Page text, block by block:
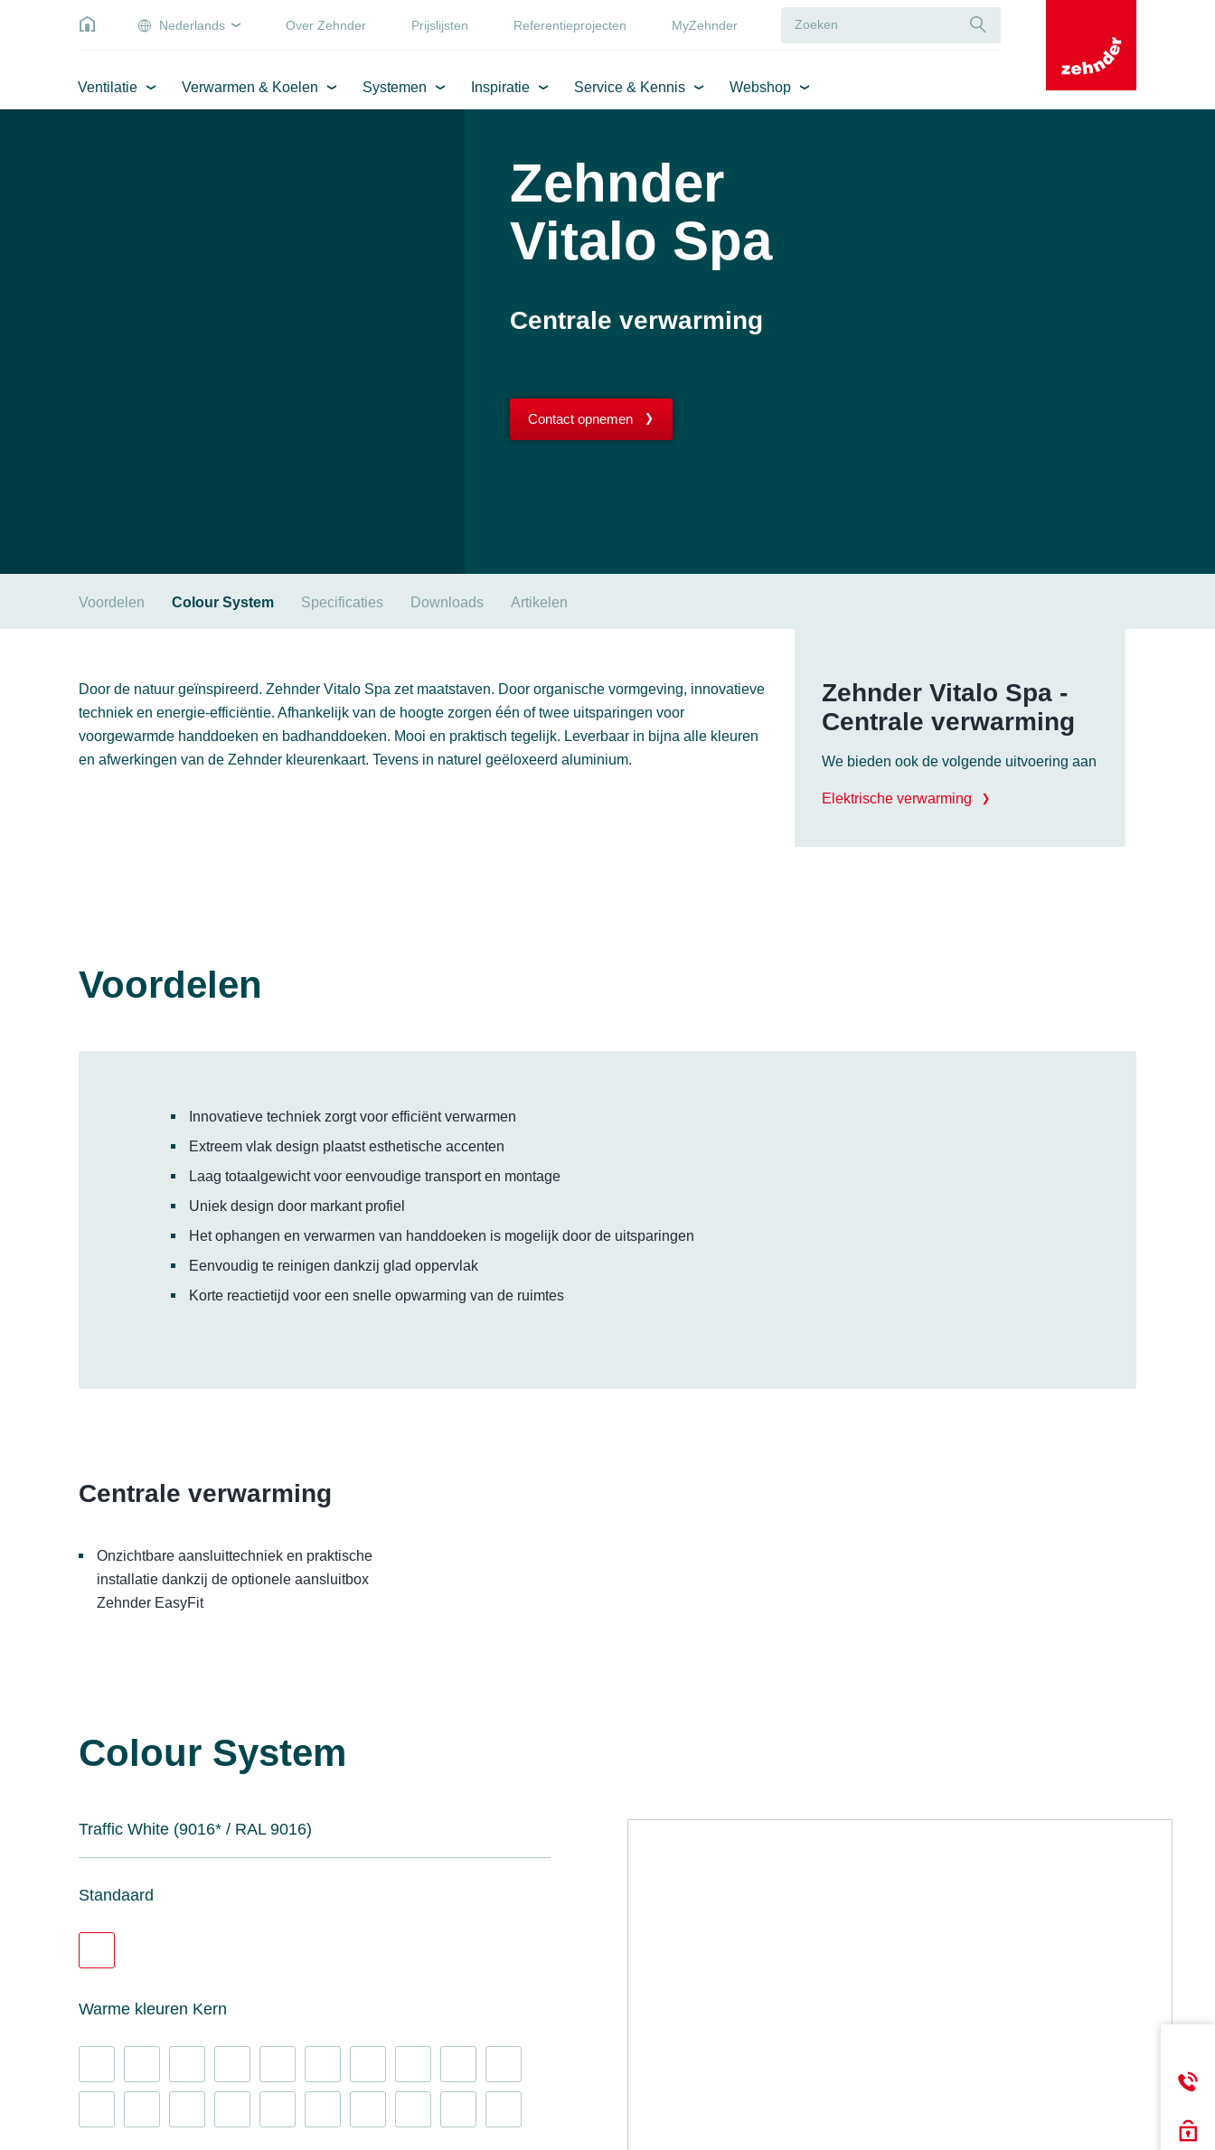
Nederlands Over Zehnder Prijslijsten Referentieprojecten MyZehnder
Ventilatie Verwarmen & Koelen Systemen Inspiratie Service & Kennis Webshop
Zehnder
Vitalo Spa
Centrale verwarming
Contact opnemen
Voordelen Colour System Specificaties Downloads Artikelen
Door de natuur geïnspireerd. Zehnder Vitalo Spa zet maatstaven. Door organische vormgeving, innovatieve
techniek en energie-efficiëntie. Afhankelijk van de hoogte zorgen één of twee uitsparingen voor
voorgewarmde handdoeken en badhanddoeken. Mooi en praktisch tegelijk. Leverbaar in bijna alle kleuren
en afwerkingen van de Zehnder kleurenkaart. Tevens in naturel geëloxeerd aluminium.
Zehnder Vitalo Spa -
Centrale verwarming
We bieden ook de volgende uitvoering aan
Elektrische verwarming
Voordelen
Innovatieve techniek zorgt voor efficiënt verwarmen
Extreem vlak design plaatst esthetische accenten
Laag totaalgewicht voor eenvoudige transport en montage
Uniek design door markant profiel
Het ophangen en verwarmen van handdoeken is mogelijk door de uitsparingen
Eenvoudig te reinigen dankzij glad oppervlak
Korte reactietijd voor een snelle opwarming van de ruimtes
Centrale verwarming
Onzichtbare aansluittechniek en praktische
installatie dankzij de optionele aansluitbox
Zehnder EasyFit
Colour System
Traffic White (9016* / RAL 9016)
Standaard
Warme kleuren Kern